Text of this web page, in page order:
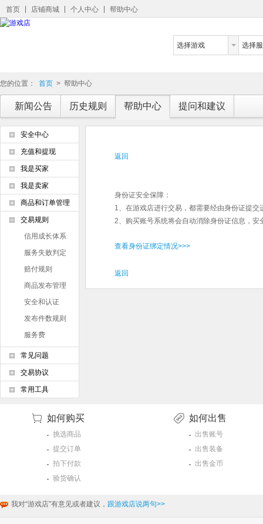
首页 店铺商城 个人中心 帮助中心
选择游戏 选择
您的位置： 首页 > 帮助中心
新闻公告 历史规则 帮助中心 提问和建议
返回
身份证安全保障：
1、在游戏店进行交易，都需要经由身份证提
2、购买账号系统将会自动消除身份证信息，安
查看身份证绑定情况>>>
返回
安全中心
充值和提现
我是买家
我是卖家
商品和订单管理
交易规则
信用成长体系
服务失败判定
赔付规则
商品发布管理
条例
安全和认证
发布件数规则
服务费
常见问题
交易协议
常用工具
如何购买
挑选商品
提交订单
拍下付款
验货确认
如何出售
出售账号
出售装备
出售金币
我对“游戏店”有意见或者建议， 跟游戏店说两句>>